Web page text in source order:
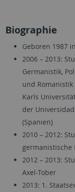
Biographie
Geboren 1987
2006 – 2013:
Germanistik,
und
Karls
der
(Spanien)
2010 – 2012:
germanistische
2012 – 2013:
Axel-Tober
2013: 1.